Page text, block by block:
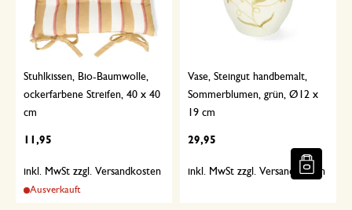
Stuhlkissen, Bio-Baumwolle,
ockerfarbene Streifen, 40 x 40
cm
11,95
inkl. MwSt zzgl. Versandkosten
Ausverkauft
Vase, Steingut handbemalt,
Sommerblumen, grün, Ø12 x
19 cm
29,95
inkl. MwSt zzgl. Versandkosten